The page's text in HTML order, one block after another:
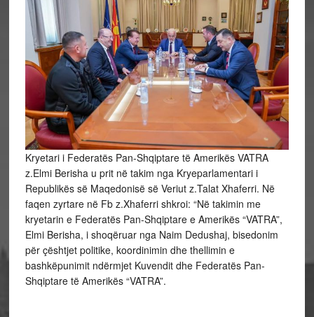
Kryetari i Federatës Pan-Shqiptare të Amerikës VATRA
z.Elmi Berisha u prit në takim nga Kryeparlamentari i
Republikës së Maqedonisë së Veriut z.Talat Xhaferri. Në
faqen zyrtare në Fb z.Xhaferri shkroi: “Në takimin me
kryetarin e Federatës Pan-Shqiptare e Amerikës “VATRA”,
Elmi Berisha, i shoqëruar nga Naim Dedushaj, bisedonim
për çështjet politike, koordinimin dhe thellimin e
bashkëpunimit ndërmjet Kuvendit dhe Federatës Pan-
Shqiptare të Amerikës “VATRA”.